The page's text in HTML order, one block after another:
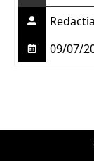
09/07/